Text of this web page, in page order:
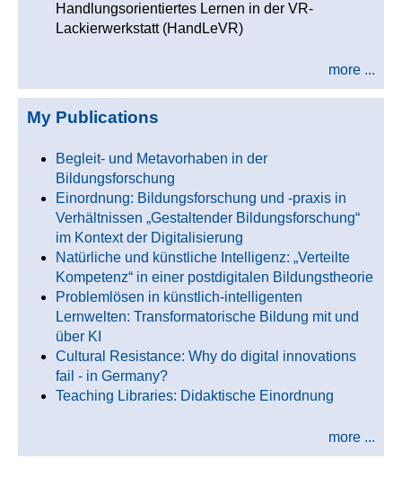
Handlungsorientiertes Lernen in der VR-
Lackierwerkstatt (HandLeVR)
more ...
My Publications
Begleit- und Metavorhaben in der
Bildungsforschung
Einordnung: Bildungsforschung und -praxis in
Verhältnissen „Gestaltender Bildungsforschung“
im Kontext der Digitalisierung
Natürliche und künstliche Intelligenz: „Verteilte
Kompetenz“ in einer postdigitalen Bildungstheorie
Problemlösen in künstlich-intelligenten
Lernwelten: Transformatorische Bildung mit und
über KI
Cultural Resistance: Why do digital innovations
fail - in Germany?
Teaching Libraries: Didaktische Einordnung
more ...